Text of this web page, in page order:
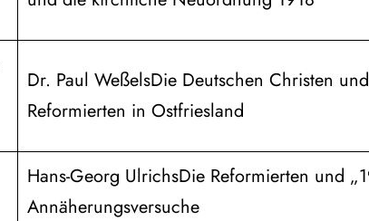
Dr. Paul WeßelsDie Deutschen Christen
Reformierten in Ostfriesland
Hans-Georg UlrichsDie Reformierten und
Annäherungsversuche